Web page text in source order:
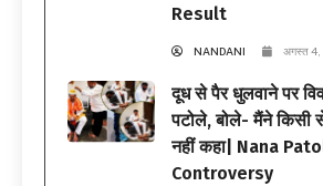
Result
NANDANI अगस्त
दूध से पैर धुलवाने पर
पटोले, बोले- मैंने किसी
नहीं कहा| Nana
Controversy